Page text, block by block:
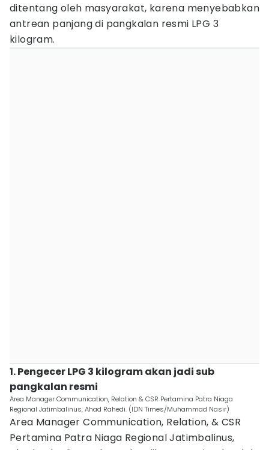
ditentang oleh masyarakat, karena menyebabkan
antrean panjang di pangkalan resmi LPG 3
kilogram.
1. Pengecer LPG 3 kilogram akan jadi sub
pangkalan resmi
Area Manager Communication, Relation & CSR Pertamina Patra Niaga
Regional Jatimbalinus, Ahad Rahedi. (IDN Times/Muhammad Nasir)
Area Manager Communication, Relation, & CSR
Pertamina Patra Niaga Regional Jatimbalinus,